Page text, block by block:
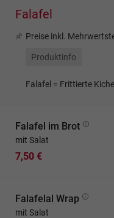
Falafel
Preise inkl.
Produktinfo
Falafel = Frittierte
Falafel im Brot
mit Salat
7,50 €
Falafelal Wrap
mit Salat